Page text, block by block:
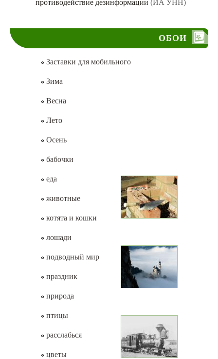
противодействие дезинформации (ИА УНН)
ОБОИ
Заставки для мобильного
Зима
Весна
Лето
Осень
бабочки
еда
животные
котята и кошки
лошади
подводный мир
праздник
природа
птицы
расслабься
цветы